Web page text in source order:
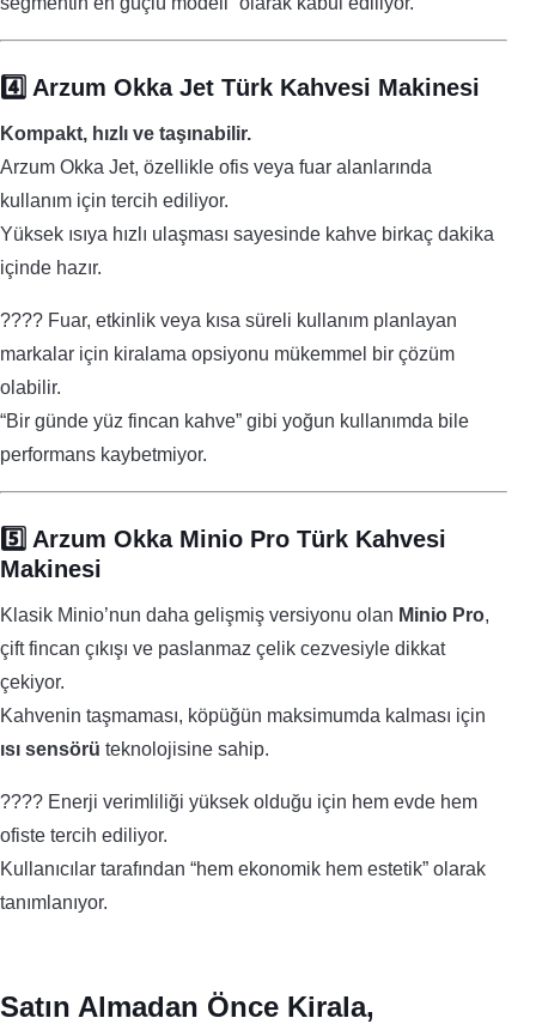
4️⃣ Arzum Okka Jet Türk Kahvesi Makinesi
Kompakt, hızlı ve taşınabilir.
Arzum Okka Jet, özellikle ofis veya fuar alanlarında
kullanım için tercih ediliyor.
Yüksek ısıya hızlı ulaşması sayesinde kahve birkaç dakika
içinde hazır.
???? Fuar, etkinlik veya kısa süreli kullanım planlayan
markalar için kiralama opsiyonu mükemmel bir çözüm
olabilir.
“Bir günde yüz fincan kahve” gibi yoğun kullanımda bile
performans kaybetmiyor.
5️⃣ Arzum Okka Minio Pro Türk Kahvesi
Makinesi
Klasik Minio’nun daha gelişmiş versiyonu olan Minio Pro,
çift fincan çıkışı ve paslanmaz çelik cezvesiyle dikkat
çekiyor.
Kahvenin taşmaması, köpüğün maksimumda kalması için
ısı sensörü teknolojisine sahip.
???? Enerji verimliliği yüksek olduğu için hem evde hem
ofiste tercih ediliyor.
Kullanıcılar tarafından “hem ekonomik hem estetik” olarak
tanımlanıyor.
Satın Almadan Önce Kirala,